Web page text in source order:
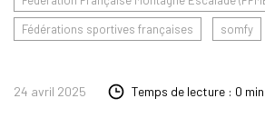
Fédérations sportives françaises
somfy
24 avril 2025 Temps de lecture : 0 min